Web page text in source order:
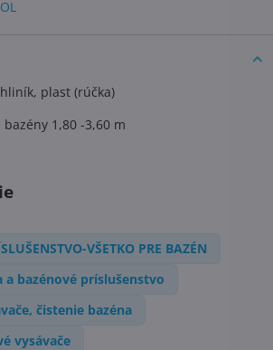
plast (rúčka)
1,80 -3,60 m
VŠETKO PRE BAZÉN
a bazénové príslušenstvo
čistenie bazéna
vysávače